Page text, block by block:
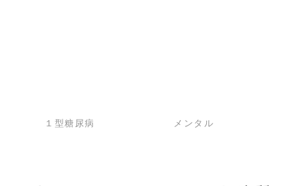
１型糖尿病 メンタル